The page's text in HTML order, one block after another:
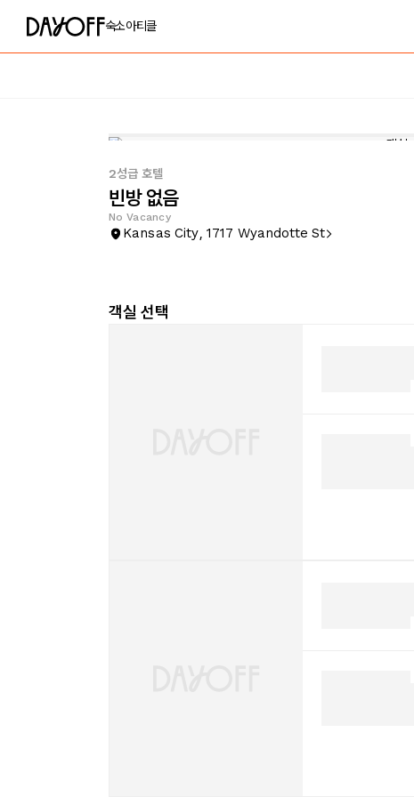
숙소아티클
2성급 호텔
빈방 없음
No Vacancy
Kansas City, 1717 Wyandotte St
객실 선택